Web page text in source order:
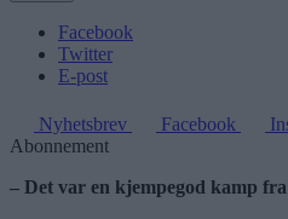
Facebook
Twitter
E-post
Nyhetsbrev Facebook
Abonnement
– Det var en kjempegod kamp